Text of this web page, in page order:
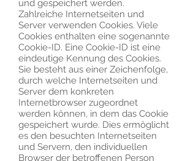
und gespeichert werden.
Zahlreiche Internetseiten und
Server verwenden Cookies. Viele
Cookies enthalten eine sogenannte
Cookie-ID. Eine Cookie-ID ist eine
eindeutige Kennung des Cookies.
Sie besteht aus einer Zeichenfolge,
durch welche Internetseiten und
Server dem konkreten
Internetbrowser zugeordnet
werden können, in dem das Cookie
gespeichert wurde. Dies ermöglicht
es den besuchten Internetseiten
und Servern, den individuellen
Browser der betroffenen Person